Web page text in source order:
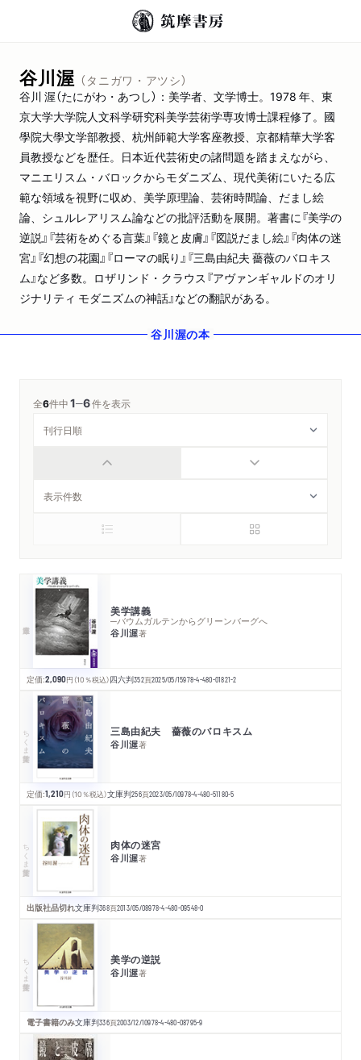
谷川渥 （タニガワ・アツシ）
谷川 渥（たにがわ・あつし）：美学者、文学博士。1978 年、東
京大学大学院人文科学研究科美学芸術学専攻博士課程修了。國
學院大學文学部教授、杭州師範大学客座教授、京都精華大学客
員教授などを歴任。日本近代芸術史の諸問題を踏まえながら、
マニエリスム・バロックからモダニズム、現代美術にいたる広
範な領域を視野に収め、美学原理論、芸術時間論、だまし絵
論、シュルレアリスム論などの批評活動を展開。著書に『美学の
逆説』『芸術をめぐる言葉』『鏡と皮膚』『図説だまし絵』『肉体の迷
宮』『幻想の花園』『ローマの眠り』『三島由紀夫 薔薇のバロキス
ム』など多数。ロザリンド・クラウス『アヴァンギャルドのオリ
ジナリティ モダニズムの神話』などの翻訳がある。
谷川渥の本
全6件中1─6件を表示
美学講義
─バウムガルテンからグリーンバーグへ
谷川渥著
定価:2,090円 （10％税込）四六判352頁2025/05/15978-4-480-01821-2
ちくま学芸文庫 三島由紀夫 薔薇のバロキスム
谷川渥著
定価:1,210円 （10％税込）文庫判256頁2023/05/10978-4-480-51180-5
ちくま学芸文庫 肉体の迷宮
谷川渥著
出版社品切れ文庫判368頁2013/05/08978-4-480-09548-0
ちくま学芸文庫 美学の逆説
谷川渥著
電子書籍のみ文庫判336頁2003/12/10978-4-480-08795-9